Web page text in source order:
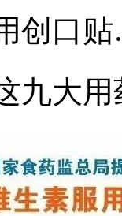
创口
九大